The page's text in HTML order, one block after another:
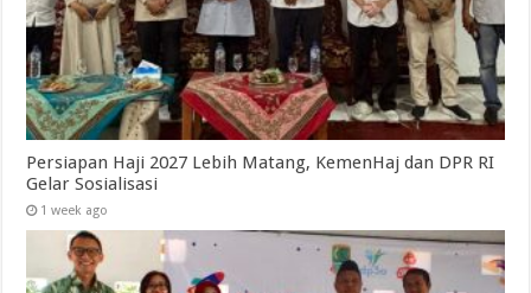
Persiapan Haji 2027 Lebih Matang, KemenHaj dan DPR RI
Gelar Sosialisasi
1 week ago